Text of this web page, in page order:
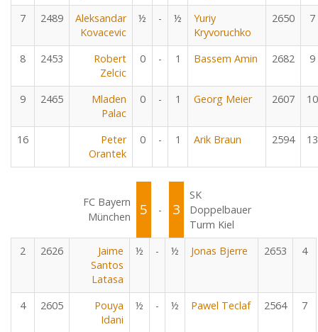
7 2489
Aleksandar
Kovacevic
½ - ½
Yuriy
Kryvoruchko
2650 7
8 2453
Robert
Zelcic
0 - 1 Bassem Amin 2682 9
9 2465
Mladen
Palac
0 - 1 Georg Meier 2607 10
16
Peter
Orantek
0 - 1 Arik Braun 2594 13
FC Bayern
München
5 - 3
SK
Doppelbauer
Turm Kiel
2
2626
Jaime
Santos
Latasa
½ - ½ Jonas Bjerre 2653 4
4 2605
Pouya
Idani
½ - ½ Pawel Teclaf 2564 7